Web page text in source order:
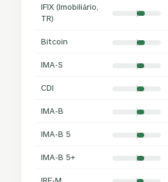
IFIX (Imobiliário,
TR)
Bitcoin
IMA-S
CDI
IMA-B
IMA-B 5
IMA-B 5+